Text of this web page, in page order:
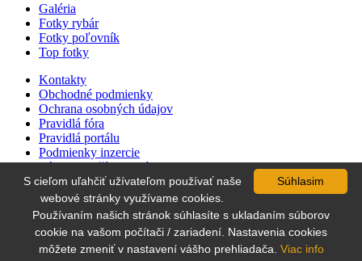
Galéria
Fotky rybár
Fotky poľovník
Top fotky
Kontakty
Obchodné podmienky
Ochrana osobných údajov
Pravidlá fóra
Pravidlá portálu
Podmienky inzercie
Zásady používania súborov cookie
Cenník inzercie
Súťaž
All rights reservedPreLovca.sk
Súhlasim
S cieľom uľahčiť užívateľom používať naše
webové stránky využívame cookies.
Používaním našich stránok súhlasíte s ukladaním súborov
cookie na vašom počítači / zariadení. Nastavenia cookies
môžete zmeniť v nastavení vášho prehliadača. Viac info